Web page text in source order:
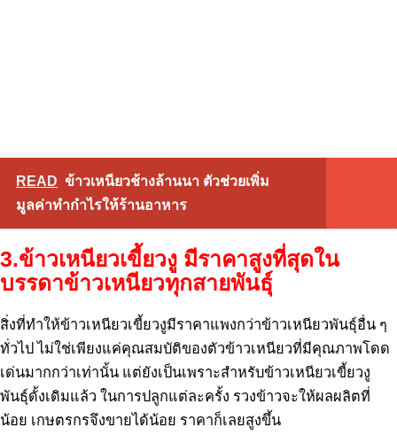
READ ข้าวเหนียวช้างล้านนา ตัวช่วยเพิ่ม
มูลค่าทำกำไรให้ร้านอาหาร
3.ข้าวเหนียวเขี้ยวงู มีราคาสูงที่สุดใน
บรรดาข้าวเหนียวทุกสายพันธุ์
สิ่งที่ทำให้ข้าวเหนียวเขี้ยวงูมีราคาแพงกว่าข้าวเหนียวพันธุ์อื่น ๆ
ทั่วไป ไม่ใช่เพียงแค่คุณสมบัติของตัวข้าวเหนียวที่มีคุณภาพโดด
เด่นมากกว่าเท่านั้น แต่ยังเป็นเพราะสำหรับข้าวเหนียวเขี้ยวงู
พันธุ์ดั้งเดิมแล้ว ในการปลูกแต่ละครั้ง รวงข้าวจะให้ผลผลิตที่
น้อย เกษตรกรจึงขายได้น้อย ราคาก็เลยสูงขึ้น